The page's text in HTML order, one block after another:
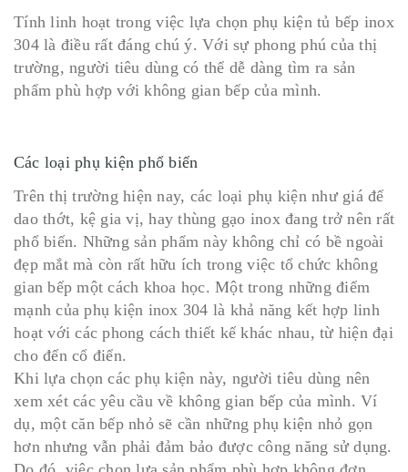
Tính linh hoạt trong việc lựa chọn phụ kiện tủ bếp inox
304 là điều rất đáng chú ý. Với sự phong phú của thị
trường, người tiêu dùng có thể dễ dàng tìm ra sản
phẩm phù hợp với không gian bếp của mình.
Các loại phụ kiện phổ biến
Trên thị trường hiện nay, các loại phụ kiện như giá để
dao thớt, kệ gia vị, hay thùng gạo inox đang trở nên rất
phổ biến. Những sản phẩm này không chỉ có bề ngoài
đẹp mắt mà còn rất hữu ích trong việc tổ chức không
gian bếp một cách khoa học. Một trong những điểm
mạnh của phụ kiện inox 304 là khả năng kết hợp linh
hoạt với các phong cách thiết kế khác nhau, từ hiện đại
cho đến cổ điển.
Khi lựa chọn các phụ kiện này, người tiêu dùng nên
xem xét các yêu cầu về không gian bếp của mình. Ví
dụ, một căn bếp nhỏ sẽ cần những phụ kiện nhỏ gọn
hơn nhưng vẫn phải đảm bảo được công năng sử dụng.